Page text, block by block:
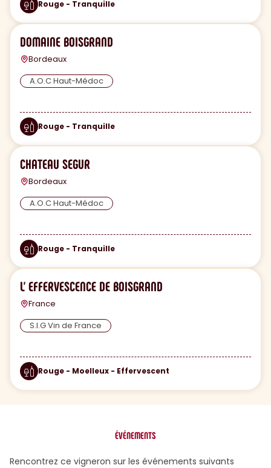
Rouge - Tranquille
DOMAINE BOISGRAND
Bordeaux
A.O.C Haut-Médoc
Rouge - Tranquille
CHATEAU SEGUR
Bordeaux
A.O.C Haut-Médoc
Rouge - Tranquille
L' EFFERVESCENCE DE BOISGRAND
France
S.I.G Vin de France
Rouge - Moelleux - Effervescent
ÉVÉNEMENTS
Rencontrez ce vigneron sur les événements suivants